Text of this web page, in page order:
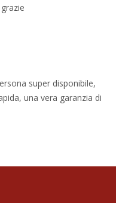
super disponibile,
una vera garanzia di